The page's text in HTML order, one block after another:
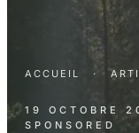
ACCUEIL ·
19 OCTOBRE
SPONSORED